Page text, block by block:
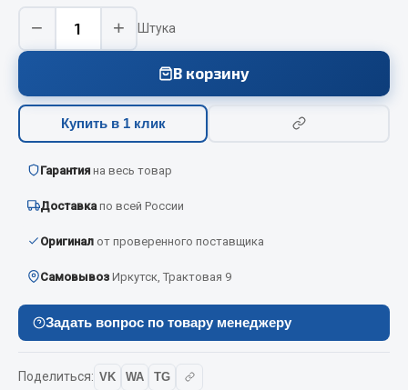
Автозвук
Аксессуары автомобильные
Аптечки и знаки автомобильные
Брызговики
Вентиляторы кабины
Вымпела
Показать ещё
Весь раздел
Смазочные материалы
Масла
Охладжающие жидкости
− + Штука
В корзину
Купить в 1 клик
Гарантия на весь товар
Доставка по всей России
Оригинал от проверенного поставщика
Самовывоз Иркутск, Трактовая 9
Задать вопрос по товару менеджеру
Поделиться: VK WA TG